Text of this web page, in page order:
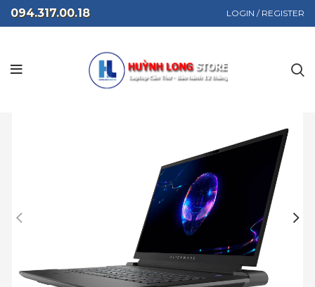
094.317.00.18 LOGIN / REGISTER